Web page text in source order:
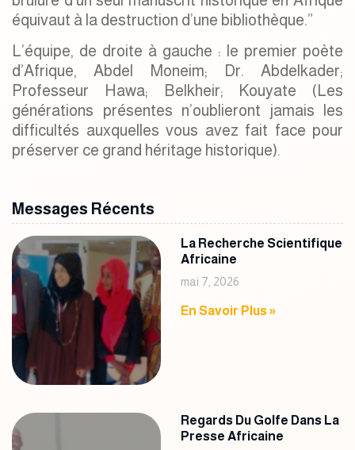
équivaut à la destruction d’une bibliothèque.”
L’équipe, de droite à gauche : le premier poète
d’Afrique, Abdel Moneim; Dr. Abdelkader;
Professeur Hawa; Belkheir; Kouyate (Les
générations présentes n’oublieront jamais les
difficultés auxquelles vous avez fait face pour
préserver ce grand héritage historique).
Messages Récents
La Recherche Scientifique
Africaine
mai 7, 2026
En Savoir Plus »
Regards Du Golfe Dans La
Presse Africaine